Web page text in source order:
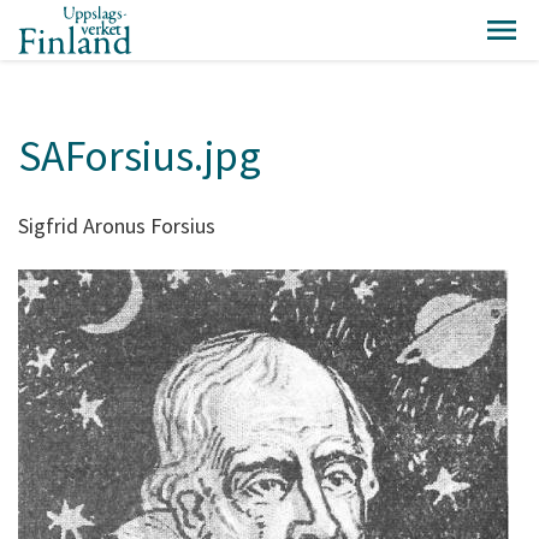
SAForsius.jpg
Sigfrid Aronus Forsius